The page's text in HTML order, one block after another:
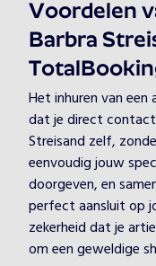
Voordelen
Barbra
Het inhuren van
dat je direct
Streisand zelf,
eenvoudig jouw
doorgeven, en
perfect aansluit op
zekerheid dat je
om een geweldige